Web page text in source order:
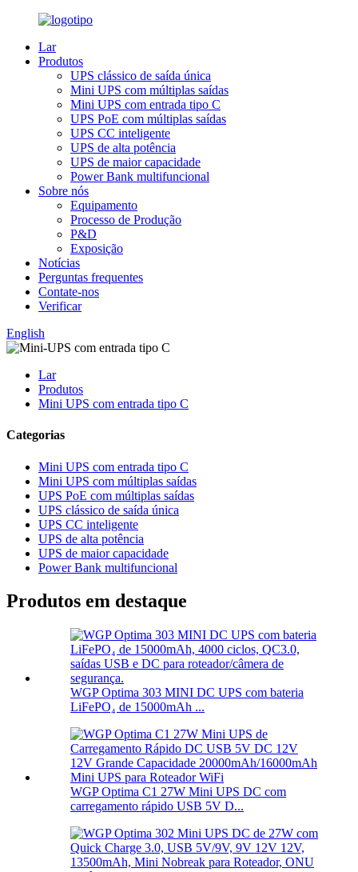
Lar
Produtos
UPS clássico de saída única
Mini UPS com múltiplas saídas
Mini UPS com entrada tipo C
UPS PoE com múltiplas saídas
UPS CC inteligente
UPS de alta potência
UPS de maior capacidade
Power Bank multifuncional
Sobre nós
Equipamento
Processo de Produção
P&D
Exposição
Notícias
Perguntas frequentes
Contate-nos
Verificar
English
Lar
Produtos
Mini UPS com entrada tipo C
Categorias
Mini UPS com entrada tipo C
Mini UPS com múltiplas saídas
UPS PoE com múltiplas saídas
UPS clássico de saída única
UPS CC inteligente
UPS de alta potência
UPS de maior capacidade
Power Bank multifuncional
Produtos em destaque
WGP Optima 303 MINI DC UPS com bateria
LiFePO₄ de 15000mAh ...
WGP Optima C1 27W Mini UPS DC com
carregamento rápido USB 5V D...